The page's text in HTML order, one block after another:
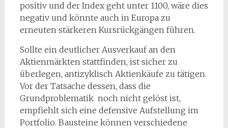
positiv und der Index geht unter 1100, wäre dies
negativ und könnte auch in Europa zu
erneuten stärkeren Kursrückgängen führen.
Sollte ein deutlicher Ausverkauf an den
Aktienmärkten stattfinden, ist sicher zu
überlegen, antizyklisch Aktienkäufe zu tätigen.
Vor der Tatsache dessen, dass die
Grundproblematik noch nicht gelöst ist,
empfiehlt sich eine defensive Aufstellung im
Portfolio. Bausteine können verschiedene